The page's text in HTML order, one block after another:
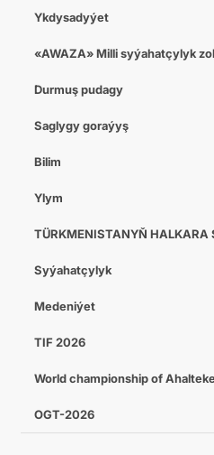
Ykdysadyýet
«AWAZA» Milli syýahatçylyk
Durmuş pudagy
Saglygy goraýyş
Bilim
Ylym
TÜRKMENISTANYŇ HALKARA
Syýahatçylyk
Medeniýet
TIF 2026
World championship of
OGT-2026